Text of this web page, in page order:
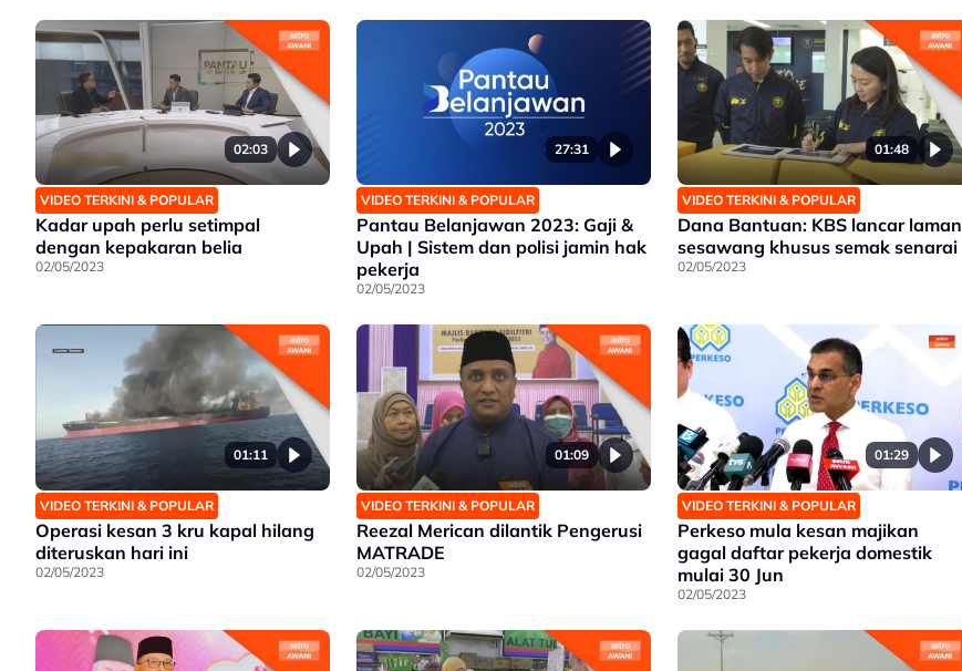
02:03
VIDEO TERKINI & POPULAR
Kadar upah perlu setimpal
dengan kepakaran belia
02/05/2023
27:31
VIDEO TERKINI & POPULAR
Pantau Belanjawan 2023: Gaji &
Upah | Sistem dan polisi jamin hak
pekerja
02/05/2023
01:48
VIDEO TERKINI & POPULAR
Dana Bantuan: KBS lancar laman
sesawang khusus semak senarai
02/05/2023
01:11
VIDEO TERKINI & POPULAR
Operasi kesan 3 kru kapal hilang
diteruskan hari ini
02/05/2023
01:09
VIDEO TERKINI & POPULAR
Reezal Merican dilantik Pengerusi
MATRADE
02/05/2023
01:29
VIDEO TERKINI & POPULAR
Perkeso mula kesan majikan
gagal daftar pekerja domestik
mulai 30 Jun
02/05/2023